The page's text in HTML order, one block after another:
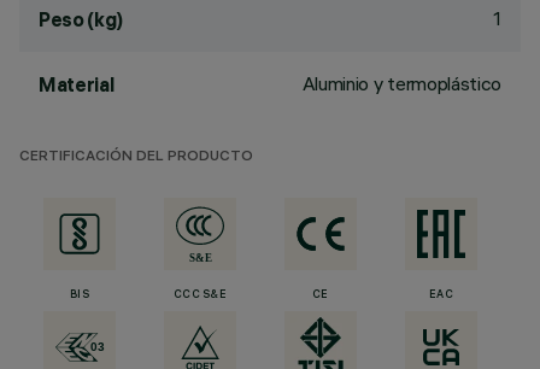
Peso (kg) 1
Material Aluminio y termoplástico
CERTIFICACIÓN DEL PRODUCTO
BIS CCC S&E CE EAC